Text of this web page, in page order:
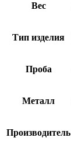
Вес
Тип изделия
Проба
Металл
Производитель